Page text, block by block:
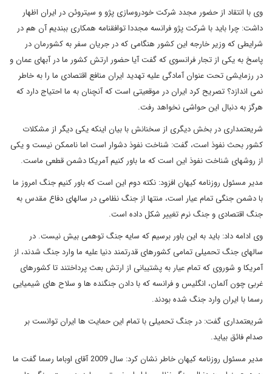
وی با انتقاد از حضور مجدد شرکت خودروسازی پژو و سیتروئن در ایران اظهار
داشت: چرا باید با شرکت پژو فرانسه مجددا توافقنامه همکاری ببندیم آن هم در
شرایطی که وزیر خارجه این کشور هنگامی که در جریان سفر به کشورمان در
پاسخ به یکی از تجار فرانسوی که گفت آیا حضور ارتش کشور ما در آبهای عمان و
در رزمایشی تحت عنوان آمادگی علیه تهدید ایران منافع اقتصادی ما را به خاطر
نمی اندازد؟ تصریح کرد ایران در موقعیتی است که آنچنان به ما احتیاج دارد که
هرگز به دنبال این حواشی نخواهد رفت.
شریعتمداری در بخش دیگری از سخنانش با بیان اینکه یکی دیگر از مشکلات
کشور بحث نفوذ است، گفت: شناخت نفوذ دشوار است اما ناممکن نیست و یکی
از روشهای شناخت نفوذ این است که ما باور کنیم آمریکا دشمن قطعی ماست.
مدیر مسئول روزنامه کیهان افزود: نکته دوم این است که باور کنیم جنگ امروز ما
با دشمن جنگی تمام عیار است، منتها از جنگ نظامی در سالهای دفاع مقدس به
جنگ اقتصادی و جنگ نرم تغییر شکل داده است.
وی ادامه داد: باید به این باور برسیم که سایه جنگ توهمی بیش نیست. در
سالهای جنگ تحمیلی تمامی کشورهای قدرتمند دنیا علیه ما وارد جنگ شدند، از
آمریکا و شوروی که تمام عیار به پشتیبانی از ارتش بعث پرداختند تا کشورهای
غربی چون آلمان، انگلیس و فرانسه که با دادن جنگنده ها و سلاح های شیمیایی
رسما با ایران وارد جنگ شده بودند.
شریعتمداری گفت: در جنگ تحمیلی با تمام این حمایت ها ایران توانست بر
صدام فائق بیاید.
مدیر مسئول روزنامه کیهان خاطر نشان کرد: سال 2009 آقای اوباما رسما گفت ما